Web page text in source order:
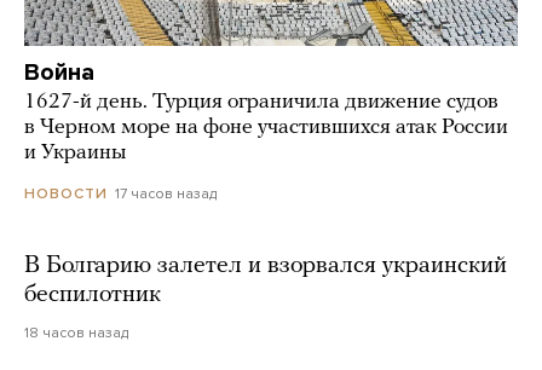
Война
1627-й день. Турция ограничила движение судов
в Черном море на фоне участившихся атак России
и Украины
НОВОСТИ 17 часов назад
В Болгарию залетел и взорвался украинский
беспилотник
18 часов назад